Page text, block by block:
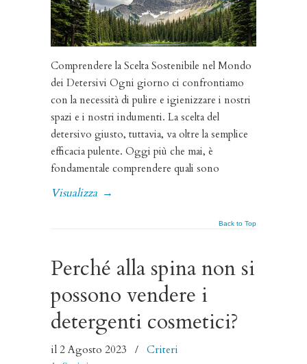
Comprendere la Scelta Sostenibile nel Mondo
dei Detersivi Ogni giorno ci confrontiamo
con la necessità di pulire e igienizzare i nostri
spazi e i nostri indumenti. La scelta del
detersivo giusto, tuttavia, va oltre la semplice
efficacia pulente. Oggi più che mai, è
fondamentale comprendere quali sono
Visualizza →
Back to Top
Perché alla spina non si
possono vendere i
detergenti cosmetici?
il 2 Agosto 2023 / Criteri